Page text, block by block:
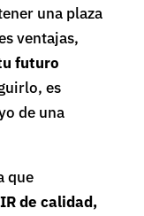
una plaza
ventajas,
futuro
es
de una
que
de calidad,